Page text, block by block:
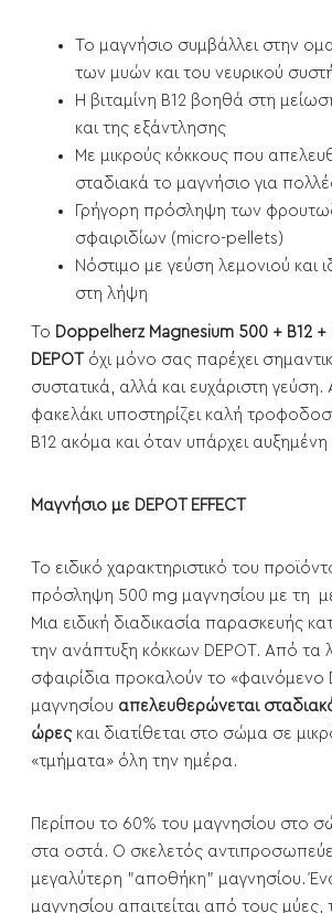
Το μαγνήσιο συμβάλλει στην
των μυών και του νευρικού
Η βιταμίνη Β12 βοηθά στη
και της εξάντλησης
Με μικρούς κόκκους που
σταδιακά το μαγνήσιο για
Γρήγορη πρόσληψη των
σφαιριδίων (micro-pellets)
Νόστιμο με γεύση λεμονιού και
στη λήψη
Το Doppelherz Magnesium 500 + B12 +
DEPOT
όχι μόνο σας παρέχει
συστατικά, αλλά και ευχάριστη γεύση.
φακελάκι υποστηρίζει καλή
Β12 ακόμα και όταν υπάρχει αυξημένη
Μαγνήσιο με DEPOT EFFECT
Το ειδικό χαρακτηριστικό του
πρόσληψη 500 mg μαγνησίου με τη
Μια ειδική διαδικασία παρασκευής
την ανάπτυξη κόκκων DEPOT. Από τα
σφαιρίδια προκαλούν το «φαινόμενο
μαγνησίου απελευθερώνεται
ώρες και διατίθεται στο σώμα σε
«τμήματα» όλη την ημέρα.
Περίπου το 60% του μαγνησίου στο
στα οστά. Ο σκελετός
μεγαλύτερη "αποθήκη" μαγνησίου.
μαγνησίου απαιτείται από τους μύες,